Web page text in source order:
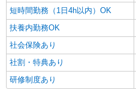
時給1,200
Aile（エー
中之郷3丁目1-
キープ
正社員
短時間勤務（1日4h以内）OK
扶養内勤務OK
社会保険あり
社割・特典あり
研修制度あり